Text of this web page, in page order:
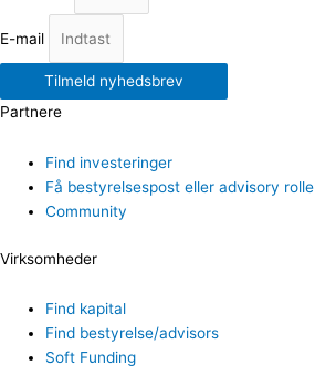
E-mail
Tilmeld nyhedsbrev
Partnere
Find investeringer
Få bestyrelsespost eller advisory rolle
Community
Virksomheder
Find kapital
Find bestyrelse/advisors
Soft Funding